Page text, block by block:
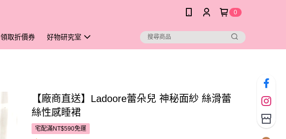
0
領取折價券 好物研究室
【廠商直送】Ladoore蕾朵兒 神秘面紗 絲滑蕾
絲性感睡裙
宅配滿NT$590免運